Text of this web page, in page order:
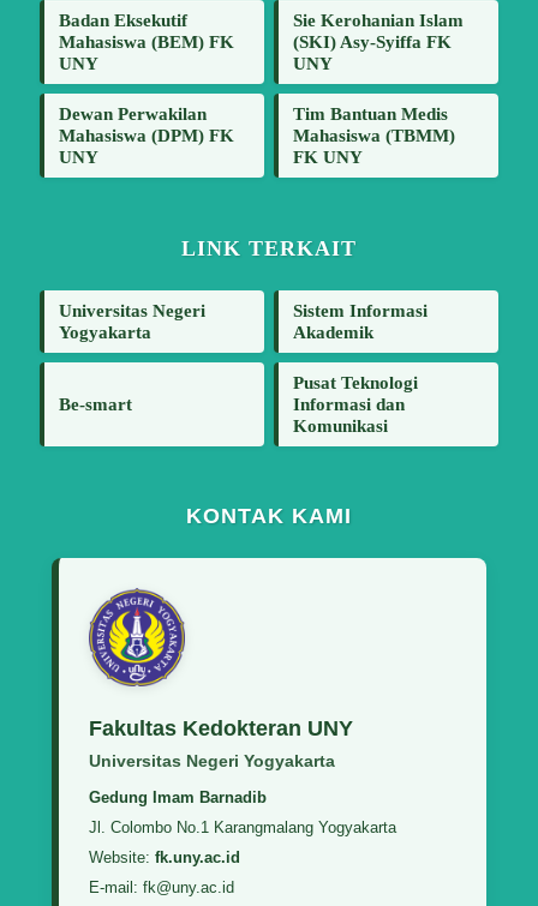
Badan Eksekutif
Mahasiswa (BEM) FK
UNY
Sie Kerohanian Islam
(SKI) Asy-Syiffa FK
UNY
Dewan Perwakilan
Mahasiswa (DPM) FK
UNY
Tim Bantuan Medis
Mahasiswa (TBMM)
FK UNY
LINK TERKAIT
Universitas Negeri
Yogyakarta
Sistem Informasi
Akademik
Be-smart
Pusat Teknologi
Informasi dan
Komunikasi
KONTAK KAMI
Fakultas Kedokteran UNY
Universitas Negeri Yogyakarta
Gedung Imam Barnadib
Jl. Colombo No.1 Karangmalang Yogyakarta
Website:fk.uny.ac.id
E-mail: fk@uny.ac.id